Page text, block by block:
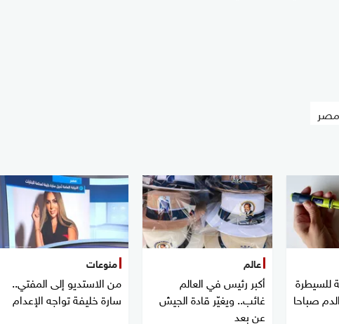
مصر
للسيطرة
صباحا
عالم
أكبر رئيس في العالم
غائب.. ويغيّر قادة الجيش
عن بعد
منوعات
من الاستديو إلى المفتي..
سارة خليفة تواجه الإعدام